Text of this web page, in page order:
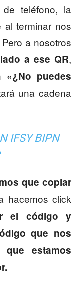
teléfono, la
al terminar nos
a nosotros
a ese QR,
«¿No puedes
una cadena
IFSY BIPN
que copiar
hacemos click
el código y
que nos
estamos